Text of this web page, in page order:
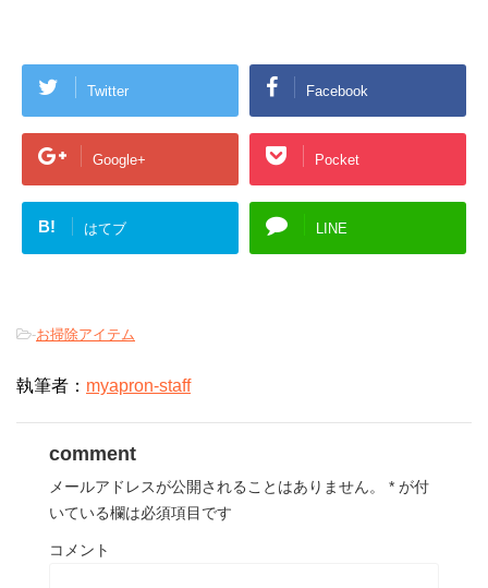
Twitter Facebook
Google+ Pocket
B! はてブ LINE
-お掃除アイテム
執筆者： myapron-staff
comment
メールアドレスが公開されることはありません。 * が付
いている欄は必須項目です
コメント